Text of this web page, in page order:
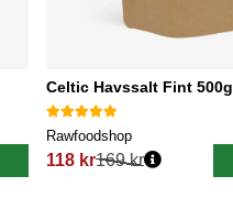
Celtic Havssalt Fint 500g
Rawfoodshop
118 kr
Ordinarie pris:
169 kr